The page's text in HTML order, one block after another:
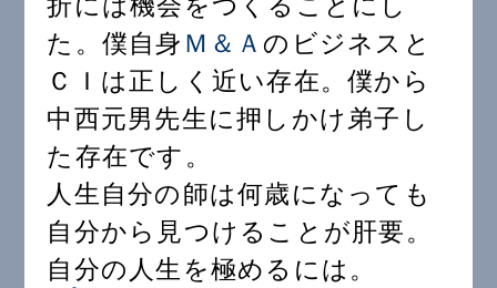
た。僕自身Ｍ＆Ａ のビジネスと
ＣＩは正しく近い存在。僕から
中西元男先生に押しかけ弟子し
た存在です。
人生自分の師は何歳になっても
自分から見つけることが肝要。
自分の人生を極めるには。